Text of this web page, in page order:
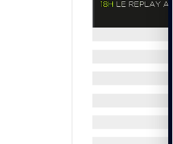
premier tweet
nous
l’idée et